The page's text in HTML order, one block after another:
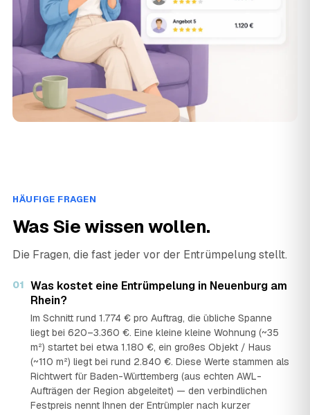
HÄUFIGE FRAGEN
Was Sie wissen wollen.
Die Fragen, die fast jeder vor der Entrümpelung stellt.
01 Was kostet eine Entrümpelung in Neuenburg am
Rhein?
Im Schnitt rund 1.774 € pro Auftrag, die übliche Spanne
liegt bei 620–3.360 €. Eine kleine kleine Wohnung (~35
m²) startet bei etwa 1.180 €, ein großes Objekt / Haus
(~110 m²) liegt bei rund 2.840 €. Diese Werte stammen als
Richtwert für Baden-Württemberg (aus echten AWL-
Aufträgen der Region abgeleitet) — den verbindlichen
Festpreis nennt Ihnen der Entrümpler nach kurzer